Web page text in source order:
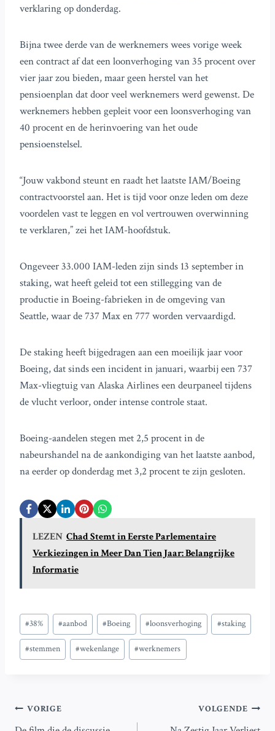
verklaring op donderdag.
Bijna twee derde van de werknemers wees vorige week
een contract af dat een loonverhoging van 35 procent over
vier jaar zou bieden, maar geen herstel van het
pensioenplan dat door veel werknemers werd gewenst. De
werknemers hebben gepleit voor een loonsverhoging van
40 procent en de herinvoering van het oude
pensioenstelsel.
“Jouw vakbond steunt en raadt het laatste IAM/Boeing
contractvoorstel aan. Het is tijd voor onze leden om deze
voordelen vast te leggen en vol vertrouwen overwinning
te verklaren,” zei het IAM-hoofdstuk.
Ongeveer 33.000 IAM-leden zijn sinds 13 september in
staking, wat heeft geleid tot een stillegging van de
productie in Boeing-fabrieken in de omgeving van
Seattle, waar de 737 Max en 777 worden vervaardigd.
De staking heeft bijgedragen aan een moeilijk jaar voor
Boeing, dat sinds een incident in januari, waarbij een 737
Max-vliegtuig van Alaska Airlines een deurpaneel tijdens
de vlucht verloor, onder intense controle staat.
Boeing-aandelen stegen met 2,5 procent in de
nabeurshandel na de aankondiging van het laatste aanbod,
na eerder op donderdag met 3,2 procent te zijn gesloten.
LEZEN Chad Stemt in Eerste Parlementaire
Verkiezingen in Meer Dan Tien Jaar: Belangrijke
Informatie
Bericht
tags:
#38% #aanbod #Boeing #loonsverhoging #staking
#stemmen #wekenlange #werknemers
Bericht
VORIGE VOLGENDE